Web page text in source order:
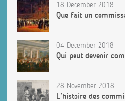
18 December 2018
Que fait un
04 December 2018
Qui peut devenir
28 November 2018
L’histoire des